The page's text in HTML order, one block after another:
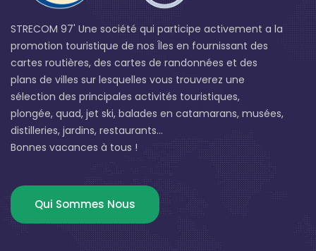
STRECOM 97' Une société qui participe activement a la
promotion touristique de nos Îles en fournissant des
cartes routières, des cartes de randonnées et des
plans de villes sur lesquelles vous trouverez une
sélection des principales activités touristiques,
plongée, quad, jet ski, balades en catamarans, musées,
distilleries, jardins, restaurants...
Bonnes vacances à tous !
Qui Sommes Nous